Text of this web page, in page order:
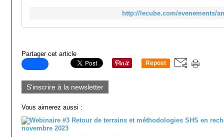
http://lecube.com/evenements/
Partager cet article
Repost
S'inscrire à la newsletter
Vous aimerez aussi :